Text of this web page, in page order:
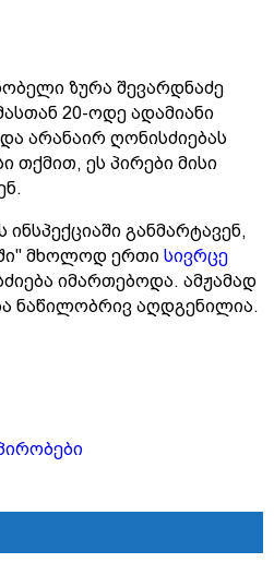
ზურა შევარდნაძე
20-ოდე ადამიანი
არანაირ ღონისძიებას
თქმით, ეს პირები მისი
განმარტავენ,
მხოლოდ ერთი სივრცე
იმართებოდა. ამჟამად
ნაწილობრივ აღდგენილია.